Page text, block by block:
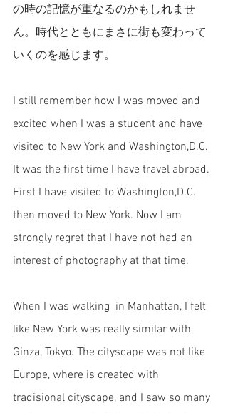
の時の記憶が重なるのかもしれませ
ん。時代とともにまさに街も変わって
いくのを感じます。
I still remember how I was moved and
excited when I was a student and have
visited to New York and Washington,D.C.
It was the first time I have travel abroad.
First I have visited to Washington,D.C.
then moved to New York. Now I am
strongly regret that I have not had an
interest of photography at that time.
When I was walking  in Manhattan, I felt
like New York was really similar with
Ginza, Tokyo. The cityscape was not like
Europe, where is created with
tradisional cityscape, and I saw so many